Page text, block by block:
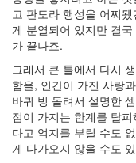
고 판도라 행성을 어찌
게 분열되어 있지만 결
가 끝나죠.
그래서 큰 틀에서 다시
함을, 인간이 가진 사랑
바퀴 빙 돌려서 설명한
점이 가지는 한계를 탈
다고 억지를 부릴 수도
게 다가오지 않을 수도